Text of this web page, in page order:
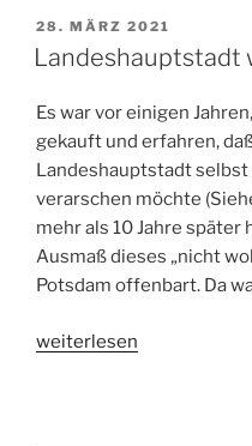
VERÖFFENTLICHT
AM
28. MÄRZ 2021
Landeshauptstadt
Es war vor einigen
gekauft und erfahren,
Landeshauptstadt
verarschen möchte
mehr als 10 Jahre später
Ausmaß dieses „nicht
Potsdam offenbart. Da
„Landeshauptstadt
weiterlesen